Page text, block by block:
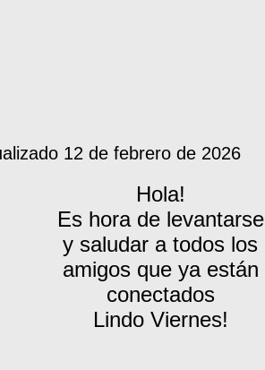
12 de febrero de 2026
Hola!
Es hora de levantarse
y saludar a todos los
amigos que ya están
conectados
Lindo Viernes!